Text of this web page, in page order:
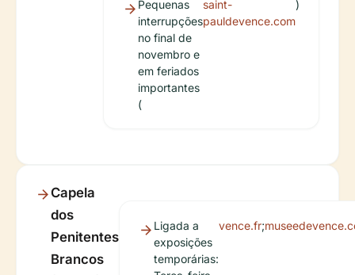
Pequenas
interrupções
no final de
novembro e
em feriados
importantes
(
saint-
pauldevence.com
)
Capela
dos
Penitentes
Brancos
Ligada a
exposições
temporárias:
vence.fr;